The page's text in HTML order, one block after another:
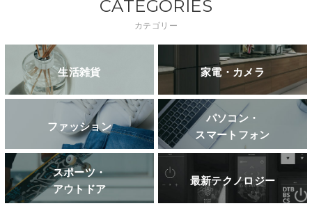
CATEGORIES
カテゴリー
生活雑貨 家電・カメラ
ファッション
パソコン・
スマートフォン
スポーツ・
アウトドア
最新テクノロジー